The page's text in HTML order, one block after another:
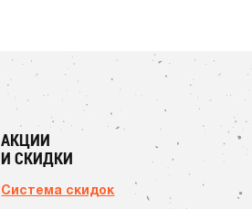
АКЦИИ
И СКИДКИ
Система скидок